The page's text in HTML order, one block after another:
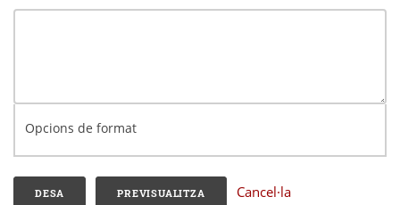
Opcions de format
Cancel·la